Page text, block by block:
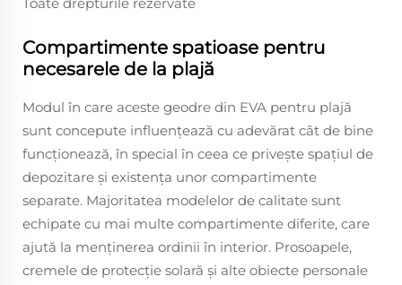
Compartimente spatioase pentru
necesarele de la plajă
Modul în care aceste geodre din EVA pentru plajă
sunt concepute influențează cu adevărat cât de bine
funcționează, în special în ceea ce privește spațiul de
depozitare și existența unor compartimente
separate. Majoritatea modelelor de calitate sunt
echipate cu mai multe compartimente diferite, care
ajută la menținerea ordinii în interior. Prosoapele,
cremele de protecție solară și alte obiecte personale